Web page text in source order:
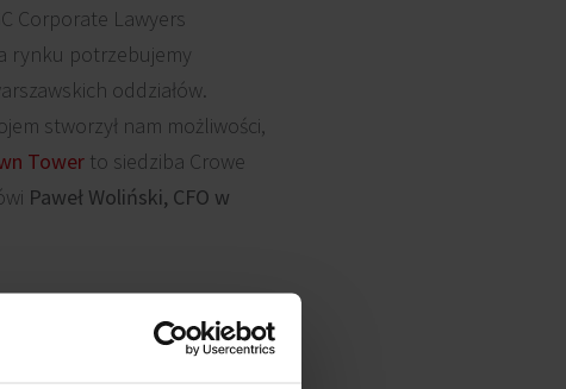
Corporate Lawyers
rynku potrzebujemy
oddziałów.
stworzył nam możliwości,
Tower to siedziba Crowe
Paweł Woliński, CFO w